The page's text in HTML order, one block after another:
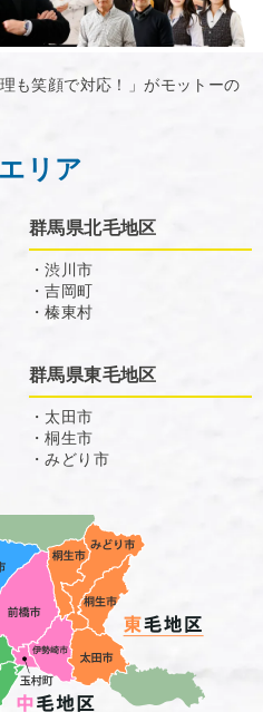
も笑顔で対応！」がモットーの
リア
群馬県北毛地区
・渋川市
・吉岡町
・榛東村
群馬県東毛地区
・太田市
・桐生市
・みどり市